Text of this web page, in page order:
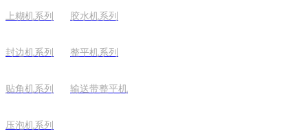
上糊机系列 胶水机系列
封边机系列 整平机系列
贴角机系列 输送带整平机
压泡机系列